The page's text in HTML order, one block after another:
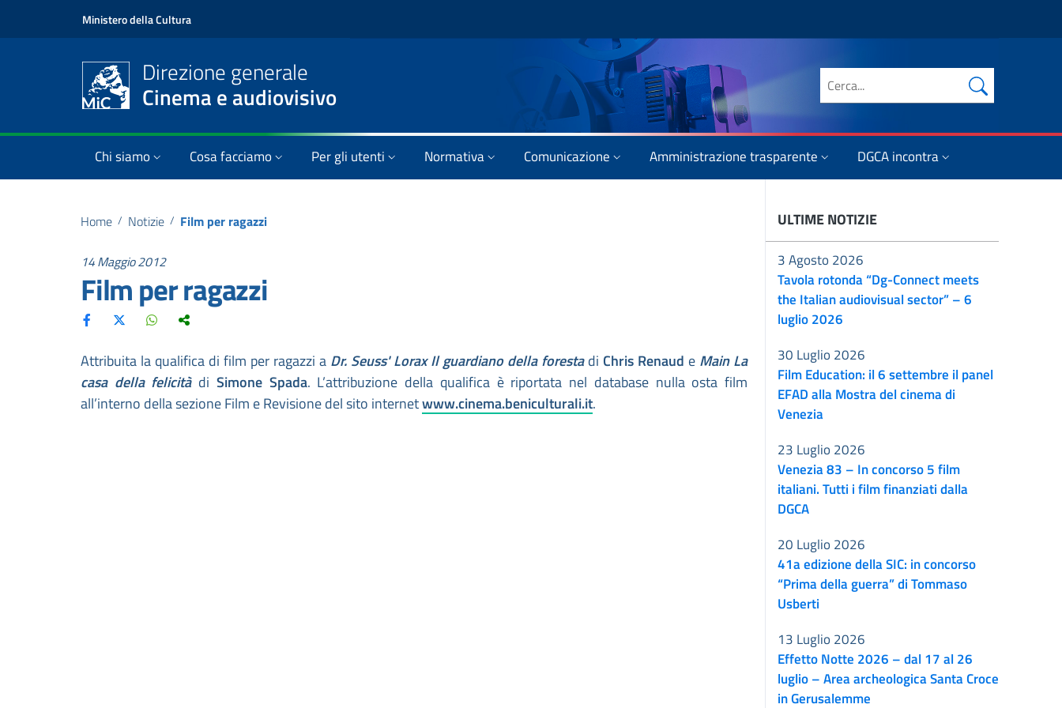
Ministero della Cultura
Direzione generale
Cinema e audiovisivo Cerca nel sito
Chi siamo Cosa facciamo Per gli utenti Normativa Comunicazione Amministrazione trasparente DGCA incontra
Home / Notizie / Film per ragazzi
14 Maggio 2012
Film per ragazzi
Attribuita la qualifica di film per ragazzi a Dr. Seuss' Lorax Il guardiano della forestadi Chris Renaud e Main La
casa della felicitàdi Simone Spada. L’attribuzione della qualifica è riportata nel database nulla osta film
all’interno della sezione Film e Revisione del sito internetwww.cinema.beniculturali.it.
ULTIME NOTIZIE
Tavola rotonda “Dg-Connect meets
the Italian audiovisual sector” – 6
luglio 2026
3 Agosto 2026
Film Education: il 6 settembre il panel
EFAD alla Mostra del cinema di
Venezia
30 Luglio 2026
Venezia 83 – In concorso 5 film
italiani. Tutti i film finanziati dalla
DGCA
23 Luglio 2026
41a edizione della SIC: in concorso
“Prima della guerra” di Tommaso
Usberti
20 Luglio 2026
Effetto Notte 2026 – dal 17 al 26
luglio – Area archeologica Santa Croce
in Gerusalemme
13 Luglio 2026